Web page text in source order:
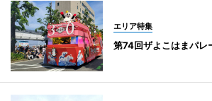
エリア特集
第74回ザよこはまパ